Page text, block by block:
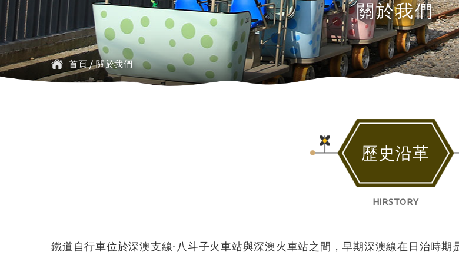
關於我們
首頁/關於我們
歷史沿革
HIRSTORY
鐵道自行車位於深澳支線-八斗子火車站與深澳火車站之間，早期深澳線在日治時